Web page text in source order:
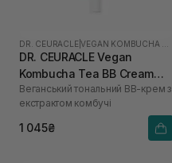
DR. CEURACLE |
DR. CEURACLE Vegan
Kombucha Tea BB Cream
Normal 30 мл
Веганський тональний ВВ-крем з
екстрактом комбучі
1 045₴